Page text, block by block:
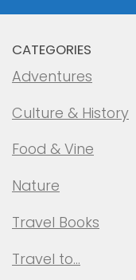
CATEGORIES
Adventures
Culture & History
Food & Vine
Nature
Travel Books
Travel to…